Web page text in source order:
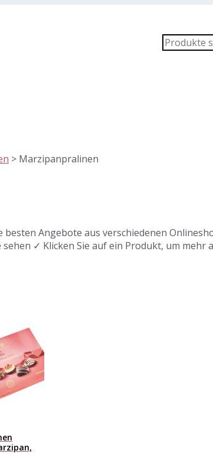
> Marzipanpralinen
Angebote aus verschiedenen
✓ Klicken Sie auf ein Produkt, um mehr